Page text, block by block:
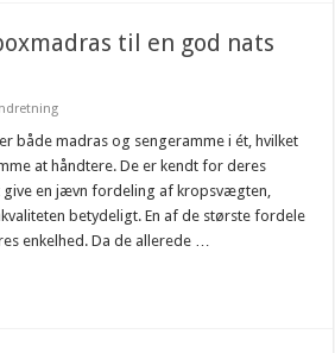
til en god nats
både madras og sengeramme i ét, hvilket
at håndtere. De er kendt for deres
give en jævn fordeling af kropsvægten,
betydeligt. En af de største fordele
enkelhed. Da de allerede …